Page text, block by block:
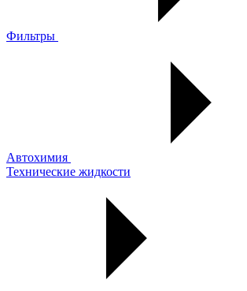
Фильтры
Автохимия
Технические жидкости